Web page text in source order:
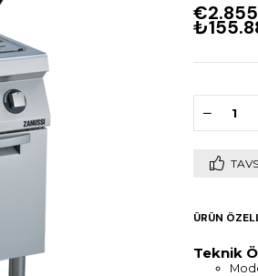
ÜRÜN
Teknik